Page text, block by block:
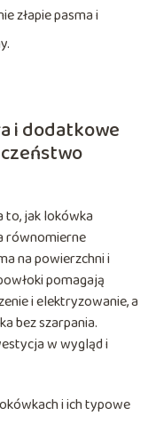
złapie pasma i
i dodatkowe
to, jak lokówka
równomierne
na powierzchni i
pomagają
i elektryzowanie, a
bez szarpania.
w wygląd i
i ich typowe